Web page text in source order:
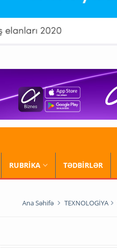
RUBRİKA TƏDBİRLƏR
Ana Səhifə TEXNOLOGİYA